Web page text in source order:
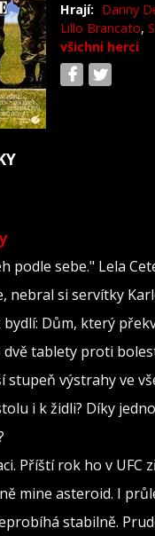
Hrají: Danny
Lillo Brancato,
všichni herci
podle sebe." Lela
nebral si servítky
bydlí: Dům, který
tablety proti
stupeň výstrahy ve
i k židli? Díky
Příští rok ho v UFC
mine asteroid. I
stabilně.